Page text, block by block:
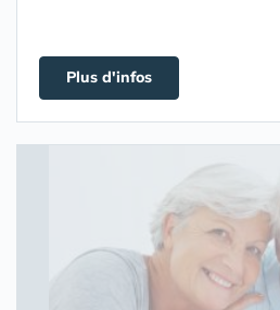
Plus d'infos